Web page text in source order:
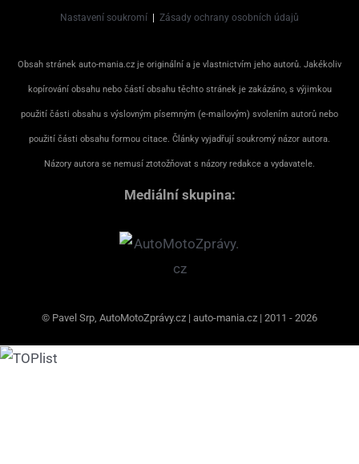
Nastavení soukromí | Zásady ochrany osobních údajů
Obsah stránek auto-mania.cz je originální a je vlastnictvím jeho autorů. Jakékoliv
kopírování obsahu nebo částí obsahu těchto stránek je zakázáno, s výjimkou
použití části obsahu s výslovným písemným (e-mailovým) svolením autorů nebo
použití části obsahu formou citace. Články vyjadřují soukromý názor autora.
Názory autora se nemusí ztotožňovat s názory redakce a vydavatele.
Mediální skupina:
© Pavel Srp, AutoMotoZprávy.cz | auto-mania.cz | 2011 - 2026